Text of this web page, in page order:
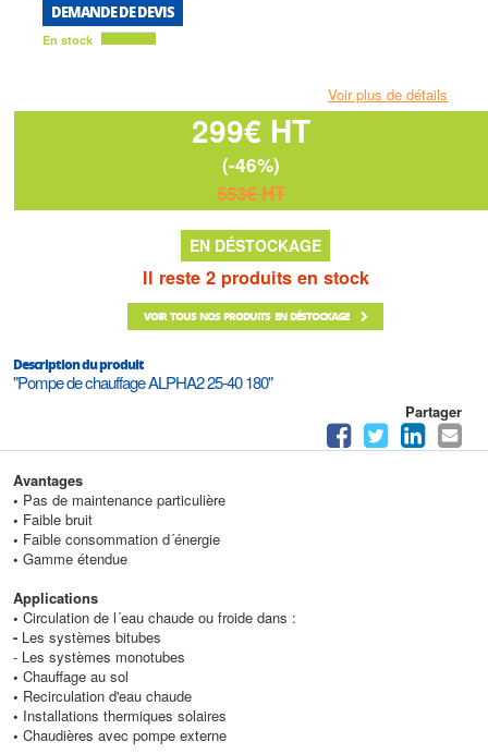
DEMANDE DE DEVIS
En stock
299€ HT
(-46%)
553€ HT
EN DÉSTOCKAGE
Il reste 2 produits en stock
VOIR TOUS NOS PRODUITS EN DÉSTOCKAGE
Description du produit
"Pompe de chauffage ALPHA2 25-40 180"
Partager
Avantages
• Pas de maintenance particulière
• Faible bruit
• Faible consommation d´énergie
• Gamme étendue
Applications
• Circulation de l´eau chaude ou froide dans :
- Les systèmes bitubes
- Les systèmes monotubes
• Chauffage au sol
• Recirculation d'eau chaude
• Installations thermiques solaires
• Chaudières avec pompe externe
Voir plus de détails